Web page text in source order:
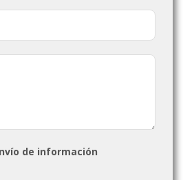
de información